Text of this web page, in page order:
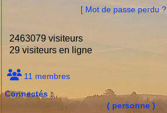
[ Mot de passe perdu ?
2463079 visiteurs
29 visiteurs en ligne
11 membres
Connectés :
( personne )